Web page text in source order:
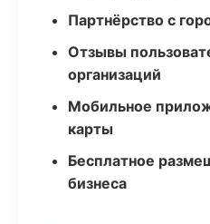
Партнёрство с
Отзывы
организаций
Мобильное
карты
Бесплатное
бизнеса